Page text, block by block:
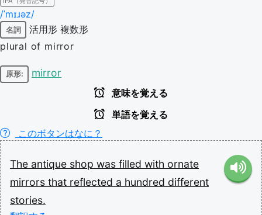
/ˈmɪɹəz/
名詞 活用形 複数形
plural of mirror
原形: mirror
意味を覚える
単語を覚える
このボタンはなに？
The antique shop was filled with ornate
mirrors that reflected a hundred different
stories.